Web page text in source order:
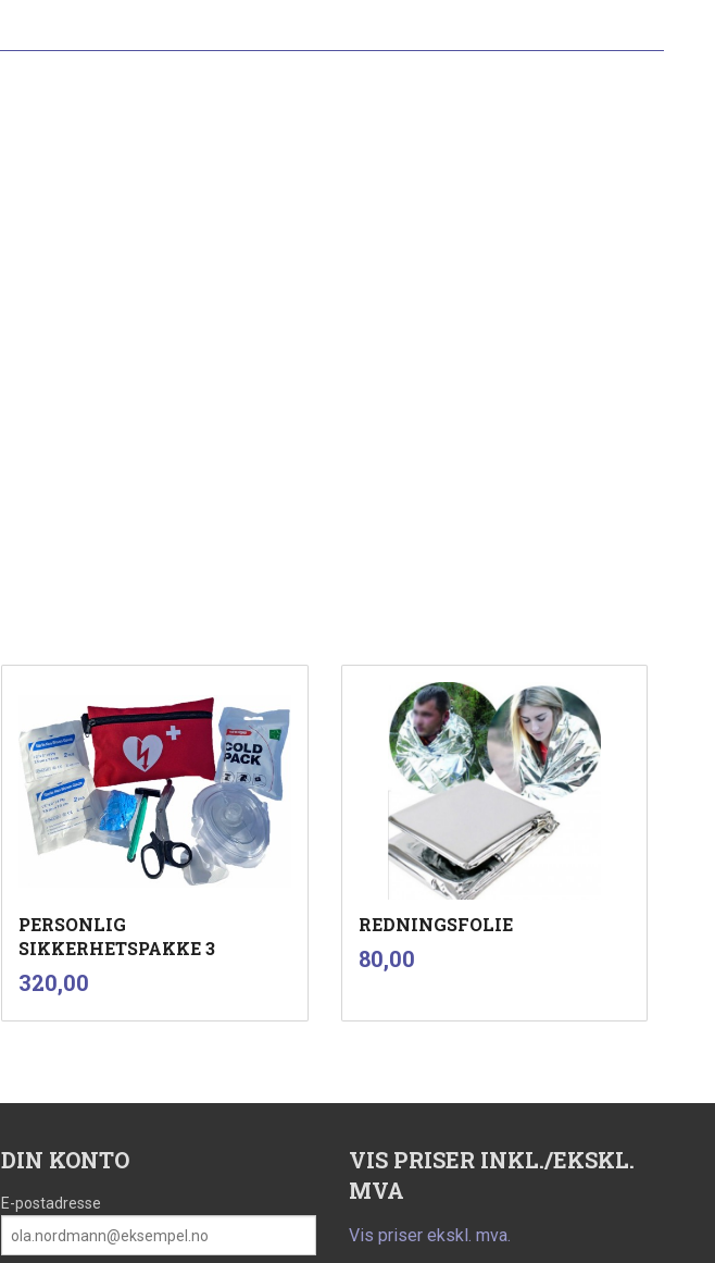
PERSONLIG
SIKKERHETSPAKKE 3
Pris
320,00
REDNINGSFOLIE
Pris
80,00mva.
DIN KONTO
E-postadresse
VIS PRISER INKL./EKSKL.
MVA
Vis priser ekskl. mva.